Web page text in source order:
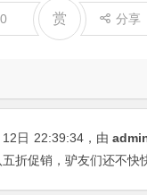
0 赏 分享
日 22:39:34 ，由
五折促销，驴友们还不快